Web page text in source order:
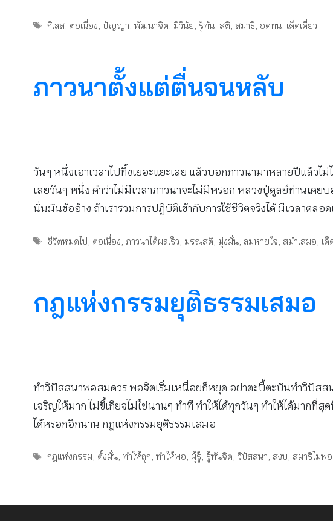
Tags
กิเลส ต่อเนื่อง ,ปัญญา ,พัฒนาจิต มีวินัย รู้ทัน สติ สมาธิ อดทน เด็ดเดี่ยว
ภาวนาตั้งแต่ตื่นจนหลับ
วันๆ หนึ่งเอาเวลาไปทิ้งเยอะแยะเลย แล้วบอกภาวนามาหลายปีแล้วไม่
เลยวันๆ หนึ่ง คำว่าไม่มีเวลาภาวนาจะไม่มีหรอก หลวงปู่ดูลย์ท่านเคย
นั่นมันข้ออ้าง ถ้าเรารวมการปฏิบัติเข้ากับการใช้ชีวิตจริงได้ มีเวลาตลอด
Tags
ชีวิตหมดไป ต่อเนื่อง ,ภาวนาได้ผลเร็ว มรณสติ มุ่งมั่น ลมหายใจ สม่ำเสมอ เด็
กฎแห่งกรรมยุติธรรมเสมอ
ทำวิปัสสนาพอสมควร พอจิตเริ่มเหนื่อยก็หยุด อย่าตะบี้ตะบันทำวิปัส
เจริญให้มาก ไม่ขี้เกียจไม่ใช่นานๆ ทำที ทำให้ได้ทุกวันๆ ทำให้ได้มากที่สุ
ได้หรอกอีกนาน กฎแห่งกรรมยุติธรรมเสมอ
Tags
กฎแห่งกรรม, ตั้งมั่น,ทำให้ถูก,ทำให้พอ, ผุ้รู้, รู้ทันจิต,วิปัสสนา, สงบ, สมาธิไม่พอ